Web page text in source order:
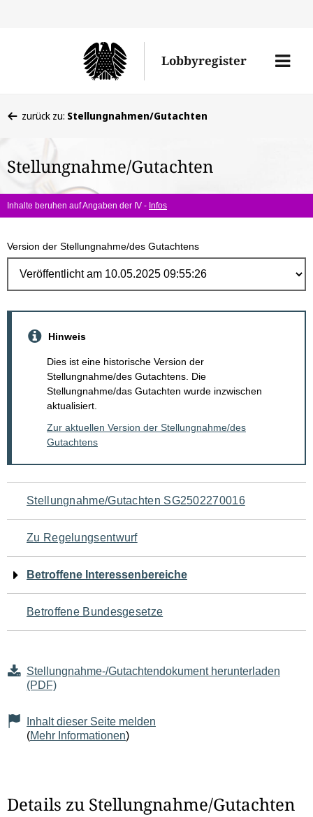
Lobbyregister
Menü
befinden
hier:
zurück zu: Stellungnahmen/Gutachten
Stellungnahme/Gutachten
Inhalte beruhen auf Angaben der IV - Infos
Version der Stellungnahme/des Gutachtens
Hinweis
Dies ist eine historische Version der
Stellungnahme/des Gutachtens. Die
Stellungnahme/das Gutachten wurde inzwischen
aktualisiert.
Zur aktuellen Version der Stellungnahme/des
Gutachtens
Navigation
für
den
Seiteninhalt
Stellungnahme/Gutachten SG2502270016
Zu Regelungsentwurf
Betroffene Interessenbereiche
Betroffene Bundesgesetze
Stellungnahme-/Gutachtendokument herunterladen
(PDF)
Inhalt dieser Seite melden
(Mehr Informationen)
Details zu Stellungnahme/Gutachten